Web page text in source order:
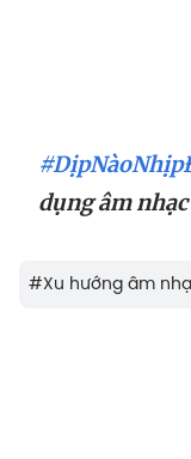
dụng âm
#Xu hướng âm